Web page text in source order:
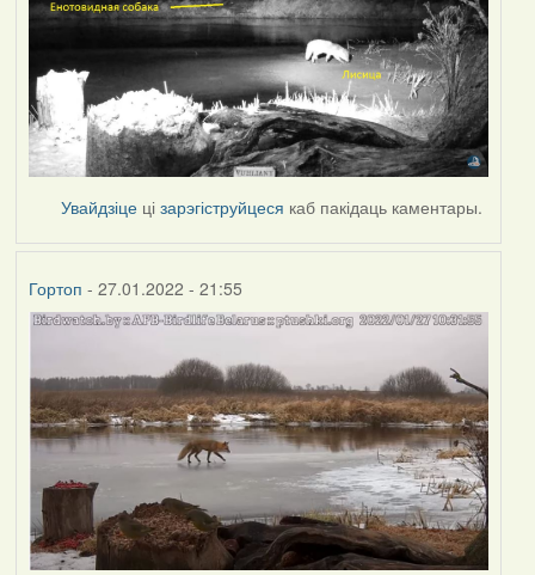
Увайдзіце цізарэгіструйцеся каб пакідаць каментары.
Гортоп - 27.01.2022 - 21:55